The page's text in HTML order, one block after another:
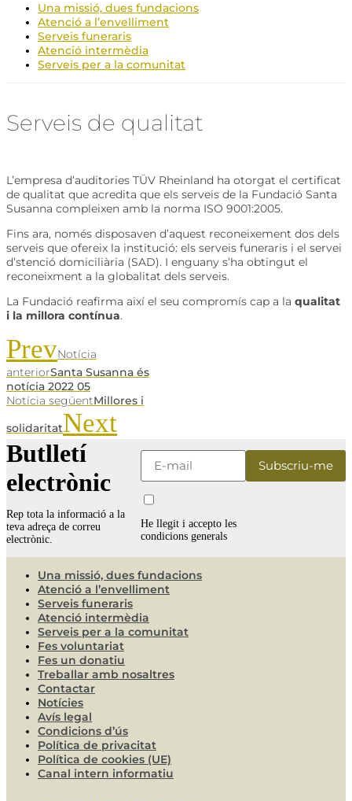
Una missió, dues fundacions
Atenció a l’envelliment
Serveis funeraris
Atenció intermèdia
Serveis per a la comunitat
Serveis de qualitat
L’empresa d’auditories TÜV Rheinland ha otorgat el certificat
de qualitat que acredita que els serveis de la Fundació Santa
Susanna compleixen amb la norma ISO 9001:2005.
Fins ara, només disposaven d’aquest reconeixement dos dels
serveis que ofereix la institució: els serveis funeraris i el servei
d’stenció domiciliària (SAD). I enguany s’ha obtingut el
reconeixment a la globalitat dels serveis.
La Fundació reafirma així el seu compromís cap a la qualitat
i la millora contínua.
PrevNotícia
anteriorSanta Susanna és
notícia 2022 05
Notícia següentMillores i
solidaritatNext
Butlletí
electrònic
Rep tota la informació a la
teva adreça de correu
electrònic.
He llegit i accepto les
condicions generals
Una missió, dues fundacions
Atenció a l’envelliment
Serveis funeraris
Atenció intermèdia
Serveis per a la comunitat
Fes voluntariat
Fes un donatiu
Treballar amb nosaltres
Contactar
Notícies
Avís legal
Condicions d’ús
Política de privacitat
Política de cookies (UE)
Canal intern informatiu